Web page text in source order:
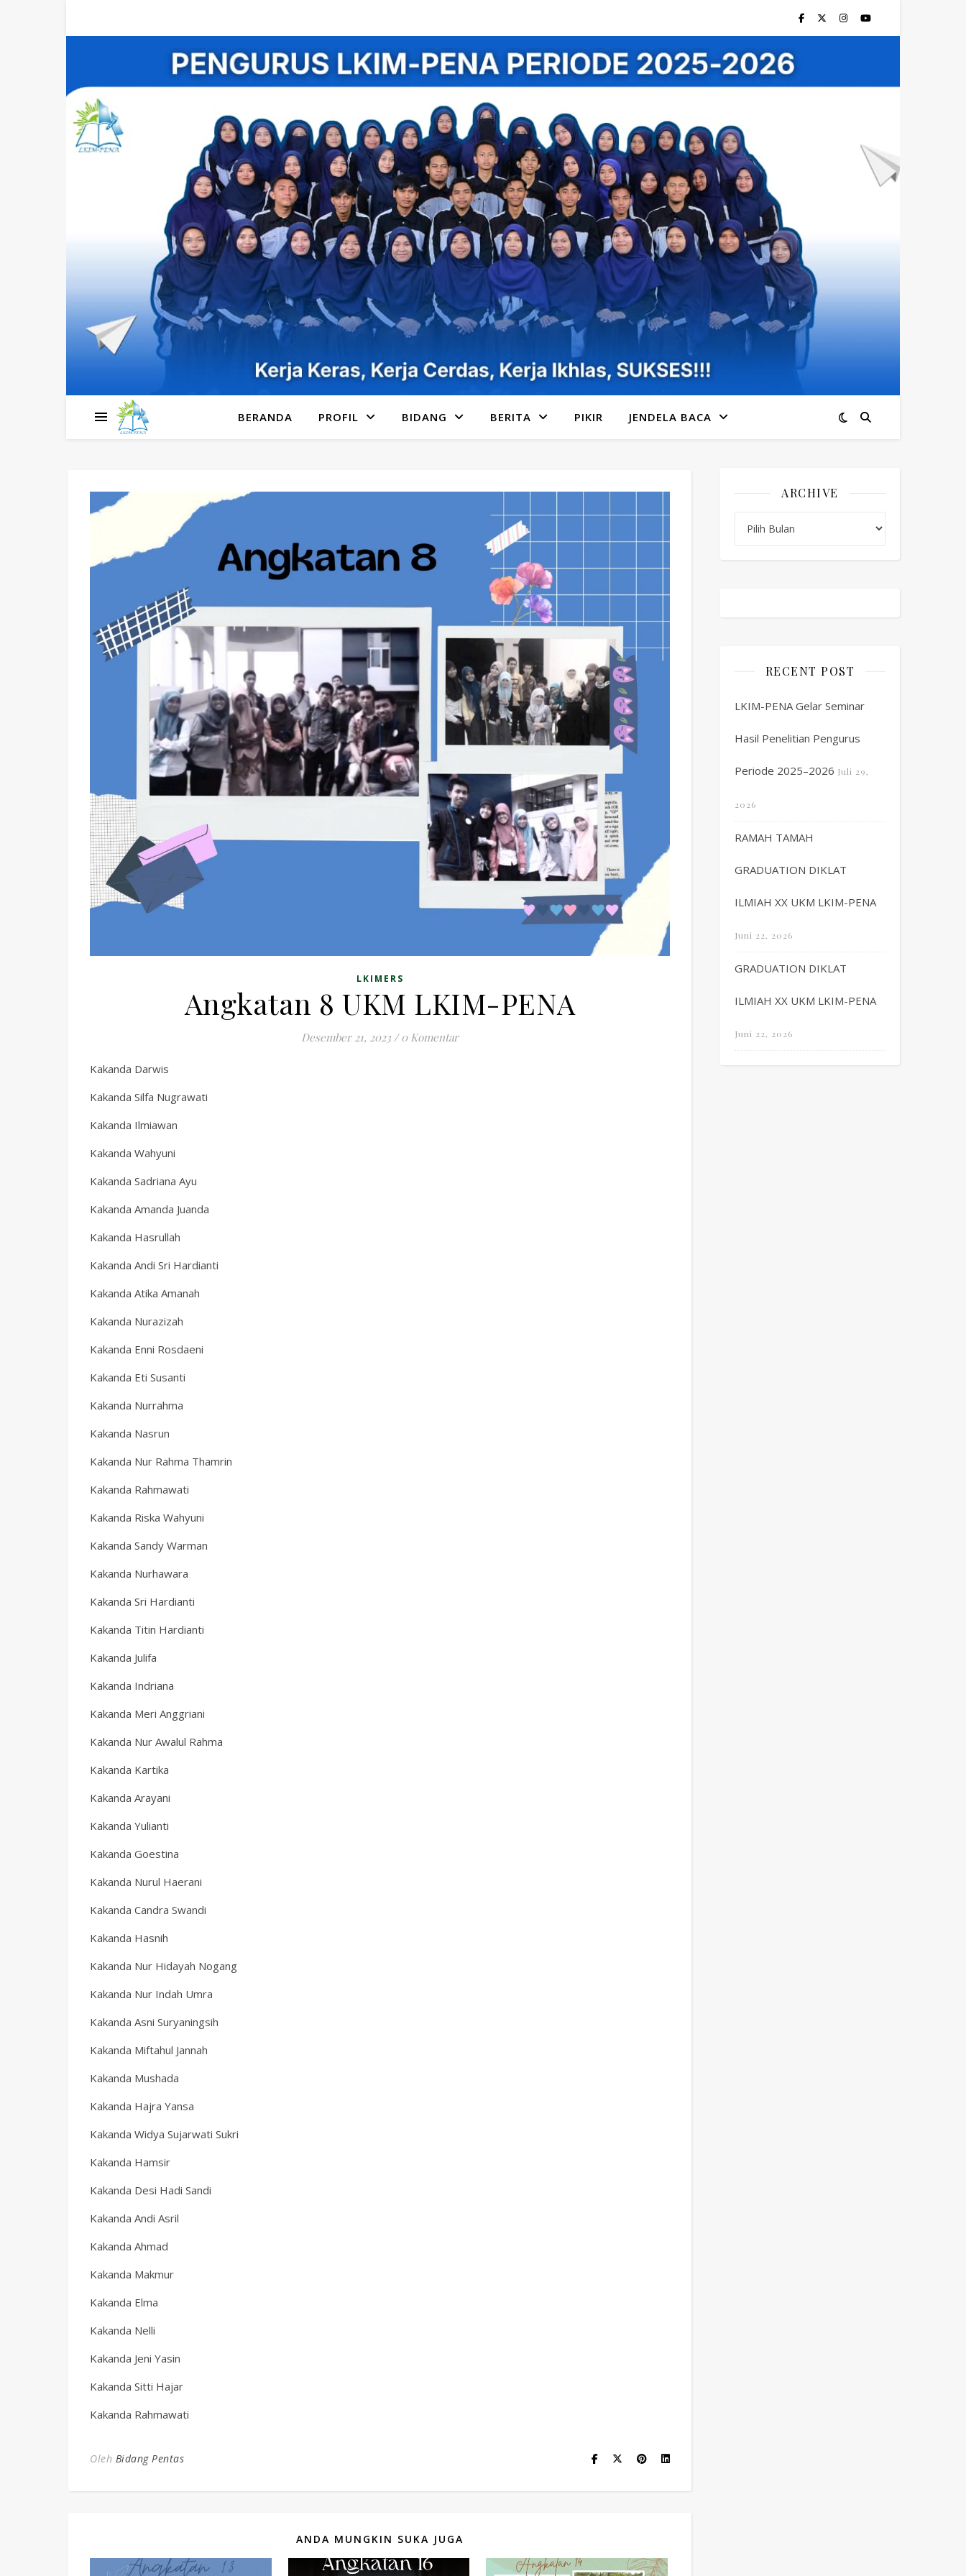
BERANDA PROFIL BIDANG BERITA PIKIR JENDELA BACA
LKIMERS
Angkatan 8 UKM LKIM-PENA
Desember 21, 2023 / 0 Komentar
Kakanda Darwis
Kakanda Silfa Nugrawati
Kakanda Ilmiawan
Kakanda Wahyuni
Kakanda Sadriana Ayu
Kakanda Amanda Juanda
Kakanda Hasrullah
Kakanda Andi Sri Hardianti
Kakanda Atika Amanah
Kakanda Nurazizah
Kakanda Enni Rosdaeni
Kakanda Eti Susanti
Kakanda Nurrahma
Kakanda Nasrun
Kakanda Nur Rahma Thamrin
Kakanda Rahmawati
Kakanda Riska Wahyuni
Kakanda Sandy Warman
Kakanda Nurhawara
Kakanda Sri Hardianti
Kakanda Titin Hardianti
Kakanda Julifa
Kakanda Indriana
Kakanda Meri Anggriani
Kakanda Nur Awalul Rahma
Kakanda Kartika
Kakanda Arayani
Kakanda Yulianti
Kakanda Goestina
Kakanda Nurul Haerani
Kakanda Candra Swandi
Kakanda Hasnih
Kakanda Nur Hidayah Nogang
Kakanda Nur Indah Umra
Kakanda Asni Suryaningsih
Kakanda Miftahul Jannah
Kakanda Mushada
Kakanda Hajra Yansa
Kakanda Widya Sujarwati Sukri
Kakanda Hamsir
Kakanda Desi Hadi Sandi
Kakanda Andi Asril
Kakanda Ahmad
Kakanda Makmur
Kakanda Elma
Kakanda Nelli
Kakanda Jeni Yasin
Kakanda Sitti Hajar
Kakanda Rahmawati
Oleh Bidang Pentas
ANDA MUNGKIN SUKA JUGA
ARCHIVE
RECENT POST
LKIM-PENA Gelar Seminar
Hasil Penelitian Pengurus
Periode 2025–2026 Juli 29,
2026
RAMAH TAMAH
GRADUATION DIKLAT
ILMIAH XX UKM LKIM-PENA
Juni 22, 2026
GRADUATION DIKLAT
ILMIAH XX UKM LKIM-PENA
Juni 22, 2026